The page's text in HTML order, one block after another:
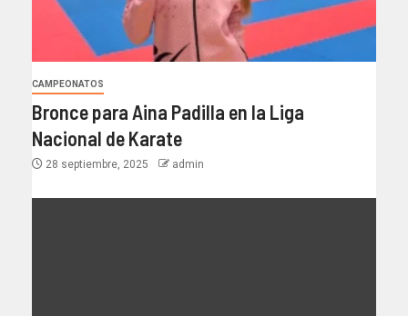
CAMPEONATOS
Bronce para Aina Padilla en la Liga
Nacional de Karate
28 septiembre, 2025 admin